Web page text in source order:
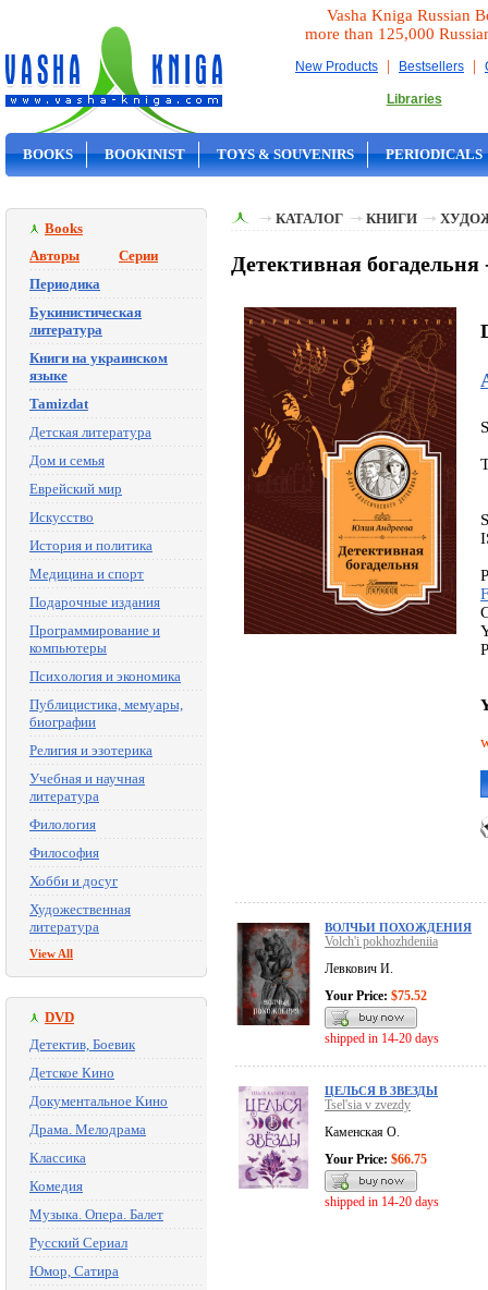
Vasha Kniga Russian
more than 125,000
New Products | Bestsellers |
Libraries
BOOKS BOOKINIST TOYS & SOUVENIRS PERIODICALS
Books
Авторы
Серии
Периодика
Букинистическая
литература
Книги на украинском
языке
Tamizdat
Детская литература
Дом и семья
Еврейский мир
Искусство
История и политика
Медицина и спорт
Подарочные издания
Программирование и
компьютеры
Психология и экономика
Публицистика, мемуары,
биографии
Религия и эзотерика
Учебная и научная
литература
Филология
Философия
Хобби и досуг
Художественная
литература
View All
DVD
Детектив, Боевик
Детское Кино
Документальное Кино
Драма. Мелодрама
Классика
Комедия
Музыка. Опера. Балет
Русский Сериал
Юмор, Сатира
КАТАЛОГ КНИГИ
Детективная
ВОЛЧЬИ ПОХОЖДЕНИЯ
Volch'i pokhozhdeniia
Левкович И.
Your Price: $75.52
shipped in 14-20 days
ЦЕЛЬСЯ В ЗВЕЗДЫ
Tsel'sia v zvezdy
Каменская О.
Your Price: $66.75
shipped in 14-20 days